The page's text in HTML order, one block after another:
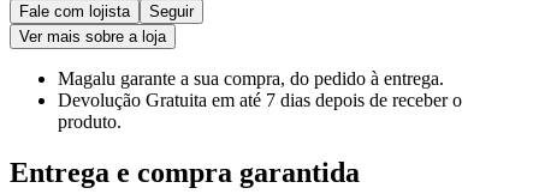
Fale com lojista
Seguir
Ver mais sobre a loja
Magalu garante a sua compra, do pedido à entrega.
Devolução Gratuita em até 7 dias depois de receber o
produto.
Entrega e compra garantida